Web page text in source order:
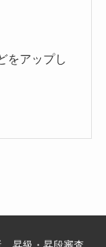
をアップし